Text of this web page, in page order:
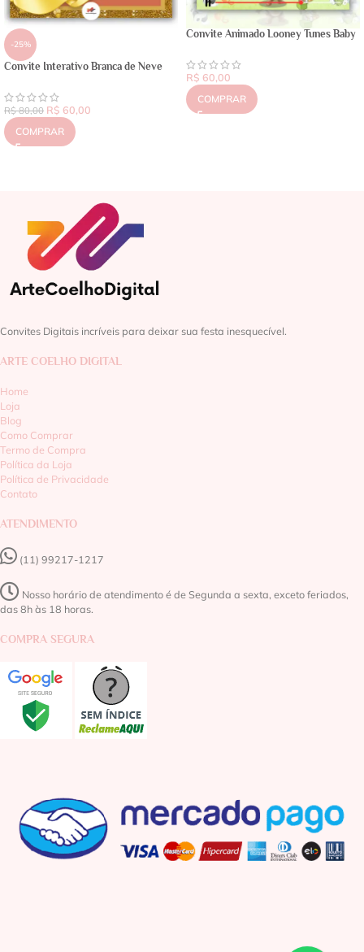
-25%
Convite Interativo Branca de Neve
R$80,00 R$ 60,00
COMPRAR
Convite Animado Looney Tunes Baby
R$ 60,00
COMPRAR
Convites Digitais incríveis para deixar sua festa inesquecível.
ARTE COELHO DIGITAL
Home
Loja
Blog
Como Comprar
Termo de Compra
Política da Loja
Política de Privacidade
Contato
ATENDIMENTO
(11) 99217-1217‬
Nosso horário de atendimento é de Segunda a sexta, exceto feriados,
das 8h às 18 horas.
COMPRA SEGURA